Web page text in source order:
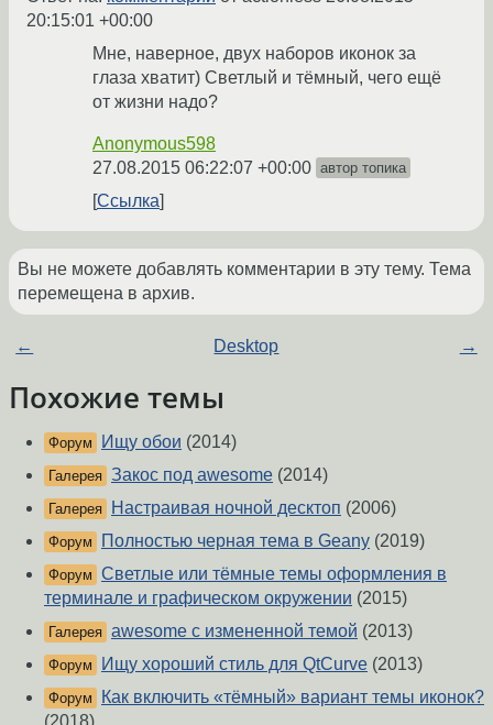
20:15:01 +00:00
Мне, наверное, двух наборов иконок за
глаза хватит) Светлый и тёмный, чего ещё
от жизни надо?
Anonymous598
27.08.2015 06:22:07 +00:00 автор топика
Ссылка
Вы не можете добавлять комментарии в эту тему. Тема
перемещена в архив.
← Desktop →
Похожие темы
Форум Ищу обои (2014)
Галерея Закос под awesome (2014)
Галерея Настраивая ночной десктоп (2006)
Форум Полностью черная тема в Geany (2019)
Форум Светлые или тёмные темы оформления в
терминале и графическом окружении (2015)
Галерея awesome с измененной темой (2013)
Форум Ищу хороший стиль для QtCurve (2013)
Форум
Как включить «тёмный» вариант темы иконок?
(2018)